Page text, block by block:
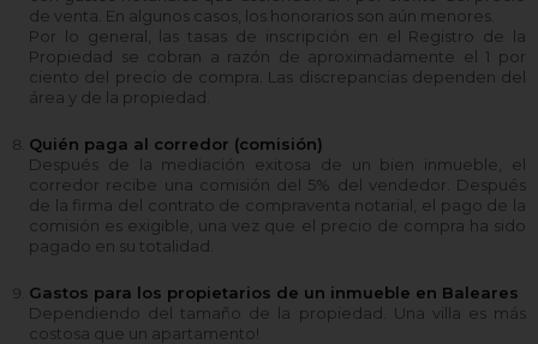
de venta. En algunos casos, los honorarios son aún menores.
Por lo general, las tasas de inscripción en el Registro de la
Propiedad se cobran a razón de aproximadamente el 1 por
ciento del precio de compra. Las discrepancias dependen del
área y de la propiedad.
Quién paga al corredor (comisión)
Después de la mediación exitosa de un bien inmueble, el
corredor recibe una comisión del 5% del vendedor. Después
de la firma del contrato de compraventa notarial, el pago de la
comisión es exigible, una vez que el precio de compra ha sido
pagado en su totalidad.
Gastos para los propietarios de un inmueble en Baleares
Dependiendo del tamaño de la propiedad. Una villa es más
costosa que un apartamento!